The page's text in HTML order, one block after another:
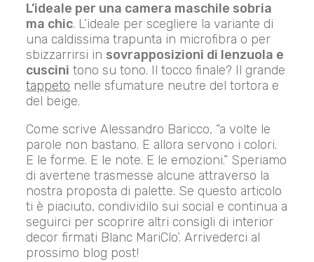
L’ideale per una camera maschile sobria
ma chic. L’ideale per scegliere la variante di
una caldissima trapunta in microfibra o per
sbizzarrirsi in sovrapposizioni di lenzuola e
cuscini tono su tono. Il tocco finale? Il grande
tappeto nelle sfumature neutre del tortora e
del beige.
Come scrive Alessandro Baricco, “a volte le
parole non bastano. E allora servono i colori.
E le forme. E le note. E le emozioni.” Speriamo
di avertene trasmesse alcune attraverso la
nostra proposta di palette. Se questo articolo
ti è piaciuto, condividilo sui social e continua a
seguirci per scoprire altri consigli di interior
decor firmati Blanc MariClo’. Arrivederci al
prossimo blog post!